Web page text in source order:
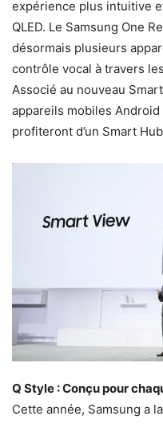
expérience plus intuitive
QLED. Le Samsung One
désormais plusieurs
contrôle vocal à travers
Associé au nouveau
appareils mobiles
profiteront d’un Smart
Q Style : Conçu pour
Cette année, Samsung a